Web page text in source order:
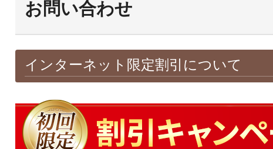
お問い合わせ
インターネット限定割引について